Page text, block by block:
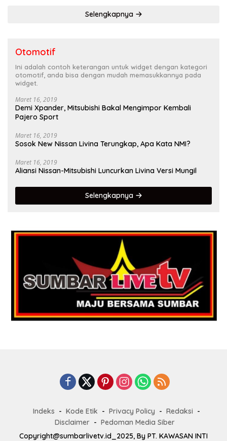
Selengkapnya
Otomotif
Ini adalah contoh keterangan untuk widget dengan kategori
otomotif, anda bisa dengan mudah memasukkannya pada
widget.
Maret 16, 2019
Demi Xpander, Mitsubishi Bakal Mengimpor Kembali
Pajero Sport
Maret 16, 2019
Sosok New Nissan Livina Terungkap, Apa Kata NMI?
Maret 16, 2019
Aliansi Nissan-Mitsubishi Luncurkan Livina Versi Mungil
Selengkapnya
Indeks Kode Etik Privacy Policy
Redaksi
Disclaimer
Pedoman Media Siber
Copyright@sumbarlivetv.id_2025, By PT. KAWASAN INTI